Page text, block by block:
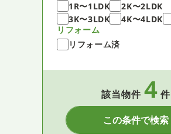
1R〜1LDK
2K〜2LDK
3K〜3LDK
4K〜4LDK
リフォーム
リフォーム済
該当物件 4 件
この条件で検索